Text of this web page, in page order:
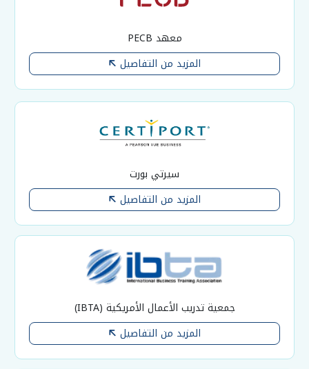
معهد PECB
المزيد من التفاصيل
سيرتي بورت
المزيد من التفاصيل
جمعية تدريب الأعمال الأمريكية (IBTA)
المزيد من التفاصيل